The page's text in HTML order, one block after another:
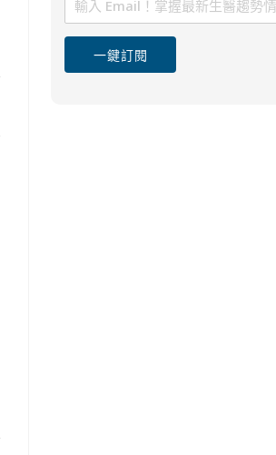
一鍵訂閱